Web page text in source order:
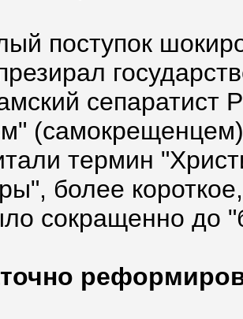
поступок
сепаратист
термин
более
сокращенно до